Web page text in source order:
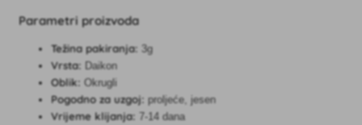
Parametri proizvoda
Težina pakiranja: 3g
Vrsta: Daikon
Oblik: Okrugli
Pogodno za uzgoj: proljeće, jesen
Vrijeme klijanja: 7-14 dana